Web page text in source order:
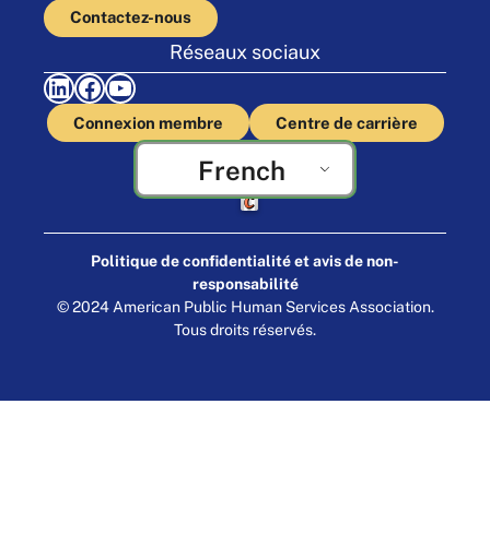
Contactez-nous
Réseaux sociaux
LinkedIn Facebook YouTube
Connexion membre Centre de carrière
French
Fabriqué par Cornershop Creative
Politique de confidentialité et avis de non-
responsabilité
© 2024 American Public Human Services Association.
Tous droits réservés.